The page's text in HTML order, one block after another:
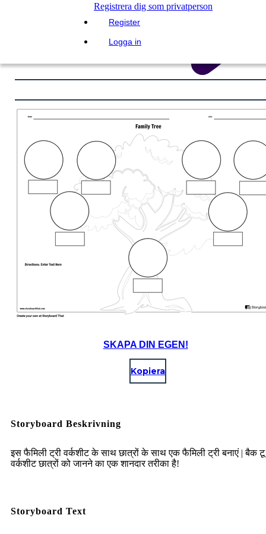
Registrera dig som privatperson
Register
Logga in
SKAPA DIN EGEN!
Kopiera
Storyboard Beskrivning
इस फैमिली ट्री वर्कशीट के साथ छात्रों के साथ एक फैमिली ट्री बनाएं | बैक
वर्कशीट छात्रों को जानने का एक शानदार तरीका है!
Storyboard Text